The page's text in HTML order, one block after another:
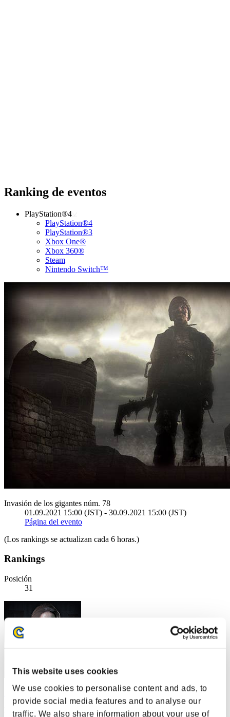
This website uses cookies
We use cookies to personalise content and ads, to
provide social media features and to analyse our
traffic. We also share information about your use of
Ranking de eventos
PlayStation®4
PlayStation®4
PlayStation®3
Xbox One®
Xbox 360®
Steam
Nintendo Switch™
Invasión de los gigantes núm. 78
01.09.2021 15:00 (JST) - 30.09.2021 15:00 (JST)
Página del evento
(Los rankings se actualizan cada 6 horas.)
Rankings
Posición
31
KZM-79
Puntos:31642494